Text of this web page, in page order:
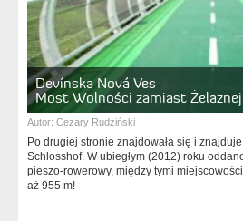
Devínska Nová Ves
Most Wolności zamiast
Autor: Cezary Rudziński
Po drugiej stronie znajdowała się i
Schlosshof. W ubiegłym (2012) roku
pieszo-rowerowy, między tymi
aż 955 m!